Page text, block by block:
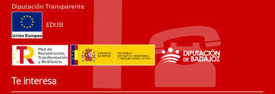
Diputación Transparente
EDUSI
Te interesa